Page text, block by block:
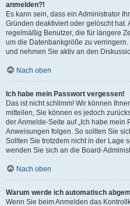
anmelden?!
Es kann sein, dass ein Administrator
Gründen deaktiviert oder gelöscht
regelmäßig Benutzer, die für längere
um die Datenbankgröße zu
und nehmen Sie aktiv an den
Nach oben
Ich habe mein Passwort vergessen!
Das ist nicht schlimm! Wir können
mitteilen, Sie können es jedoch
der Anmelde-Seite auf „Ich habe mein
Anweisungen folgen. So sollten Sie
Sollten Sie trotzdem nicht in der Lage
wenden Sie sich an die Board-
Nach oben
Warum werde ich automatisch
Wenn Sie beim Anmelden das